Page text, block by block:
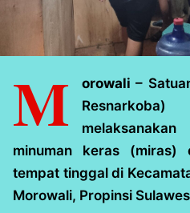
M orowali –
minuman keras
tempat tinggal di
Morowali, Propinsi